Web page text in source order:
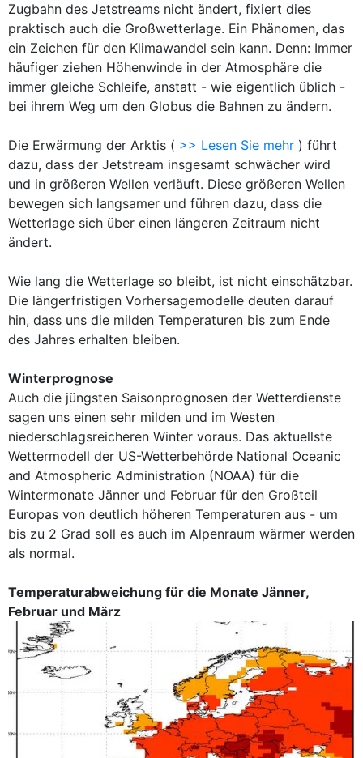
Zugbahn des Jetstreams nicht ändert, fixiert dies
praktisch auch die Großwetterlage. Ein Phänomen, das
ein Zeichen für den Klimawandel sein kann. Denn: Immer
häufiger ziehen Höhenwinde in der Atmosphäre die
immer gleiche Schleife, anstatt - wie eigentlich üblich -
bei ihrem Weg um den Globus die Bahnen zu ändern.
Die Erwärmung der Arktis ( >> Lesen Sie mehr ) führt
dazu, dass der Jetstream insgesamt schwächer wird
und in größeren Wellen verläuft. Diese größeren Wellen
bewegen sich langsamer und führen dazu, dass die
Wetterlage sich über einen längeren Zeitraum nicht
ändert.
Wie lang die Wetterlage so bleibt, ist nicht einschätzbar.
Die längerfristigen Vorhersagemodelle deuten darauf
hin, dass uns die milden Temperaturen bis zum Ende
des Jahres erhalten bleiben.
Winterprognose
Auch die jüngsten Saisonprognosen der Wetterdienste
sagen uns einen sehr milden und im Westen
niederschlagsreicheren Winter voraus. Das aktuellste
Wettermodell der US-Wetterbehörde National Oceanic
and Atmospheric Administration (NOAA) für die
Wintermonate Jänner und Februar für den Großteil
Europas von deutlich höheren Temperaturen aus - um
bis zu 2 Grad soll es auch im Alpenraum wärmer werden
als normal.
Temperaturabweichung für die Monate Jänner,
Februar und März